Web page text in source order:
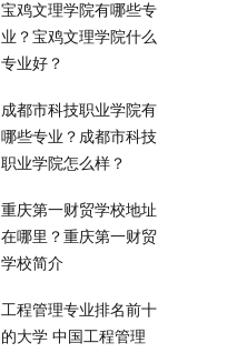
宝鸡文理学院有哪些专
业？宝鸡文理学院什么
专业好？
成都市科技职业学院有
哪些专业？成都市科技
职业学院怎么样？
重庆第一财贸学校地址
在哪里？重庆第一财贸
学校简介
工程管理专业排名前十
的大学 中国工程管理